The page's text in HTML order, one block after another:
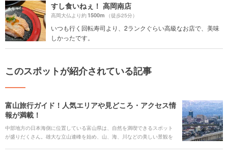
すし食いねぇ！ 高岡南店
高岡大仏より約1500m （徒歩25分）
いつも行く回転寿司より、2ランクぐらい高級なお店で、美味
しかったです。
このスポットが紹介されている記事
富山旅行ガイド！人気エリアや見どころ・アクセス情
報が満載！
中部地方の日本海側に位置している富山県は、自然を満喫できるスポット
が盛りだくさん。雄大な立山連峰を始め、山、海、川などの美しい景観を